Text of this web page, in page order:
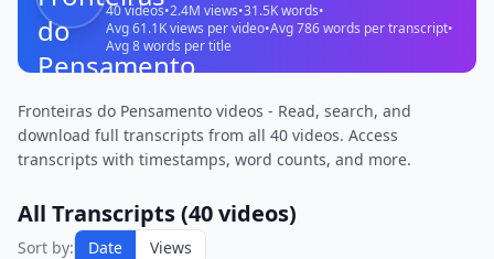
40videos•2.4M views•31.5Kwords•
Avg61.1Kviews per video•Avg786words per transcript•
Avg8words per title
Fronteiras do Pensamento videos - Read, search, and
download full transcripts from all 40 videos. Access
transcripts with timestamps, word counts, and more.
All Transcripts (40videos)
Sort by: Date
Views